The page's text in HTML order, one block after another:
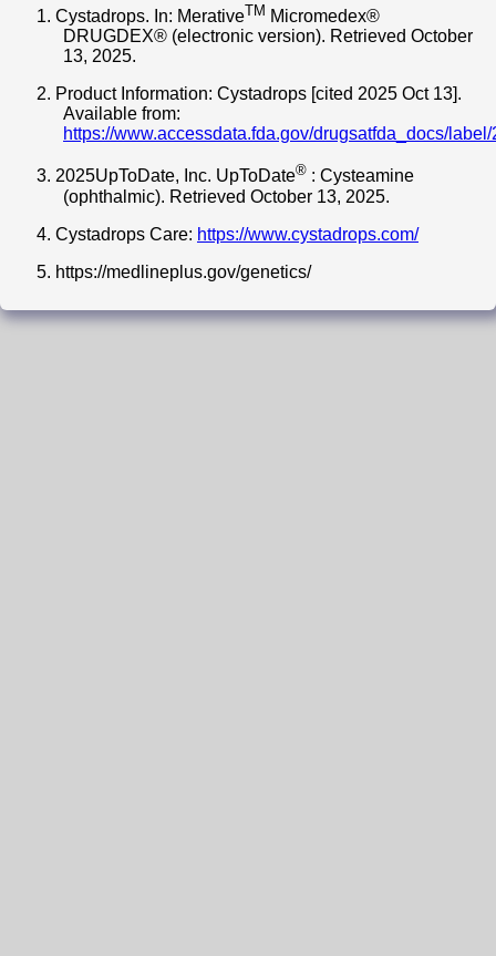
1. Cystadrops. In: MerativeTM Micromedex®
DRUGDEX® (electronic version). Retrieved October
13, 2025.
2. Product Information: Cystadrops [cited 2025 Oct 13].
Available from:
https://www.accessdata.fda.gov/drugsatfda_docs/
3. 2025UpToDate, Inc. UpToDate® : Cysteamine
(ophthalmic). Retrieved October 13, 2025.
4. Cystadrops Care: https://www.cystadrops.com/
5. https://medlineplus.gov/genetics/